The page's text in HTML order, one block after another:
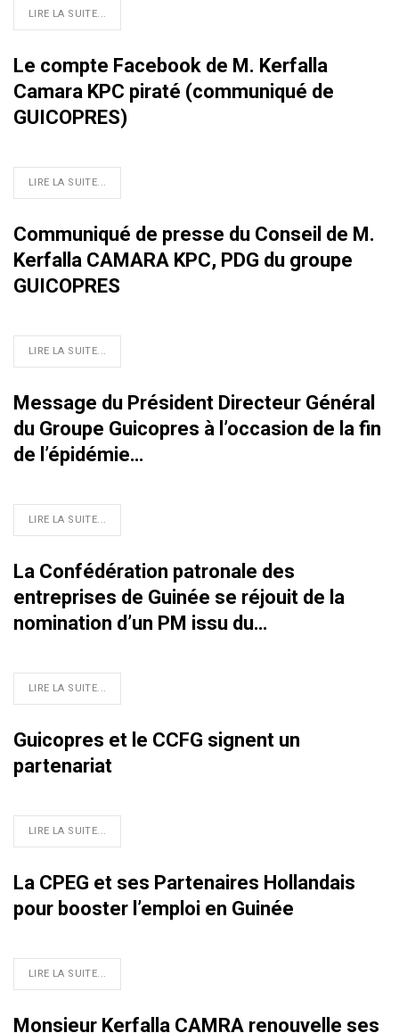
LIRE LA SUITE...
Le compte Facebook de M. Kerfalla
Camara KPC piraté (communiqué de
GUICOPRES)
LIRE LA SUITE...
Communiqué de presse du Conseil de M.
Kerfalla CAMARA KPC, PDG du groupe
GUICOPRES
LIRE LA SUITE...
Message du Président Directeur Général
du Groupe Guicopres à l’occasion de la fin
de l’épidémie…
LIRE LA SUITE...
La Confédération patronale des
entreprises de Guinée se réjouit de la
nomination d’un PM issu du…
LIRE LA SUITE...
Guicopres et le CCFG signent un
partenariat
LIRE LA SUITE...
La CPEG et ses Partenaires Hollandais
pour booster l’emploi en Guinée
LIRE LA SUITE...
Monsieur Kerfalla CAMRA renouvelle ses